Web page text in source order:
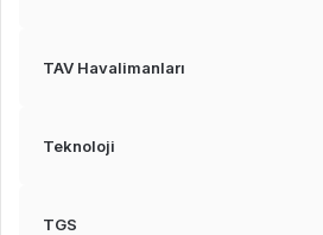
TAV Havalimanları
Teknoloji
TGS